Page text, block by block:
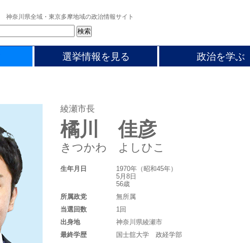
神奈川県全域・東京多摩地域の政治情報サイト
選挙情報を見る 政治を学ぶ
綾瀬市長
橘川 佳彦
きつかわ よしひこ
生年月日
1970年（昭和45年）
5月8日
56歳
所属政党
無所属
当選回数
1回
出身地
神奈川県綾瀬市
最終学歴
国士舘大学 政経学部